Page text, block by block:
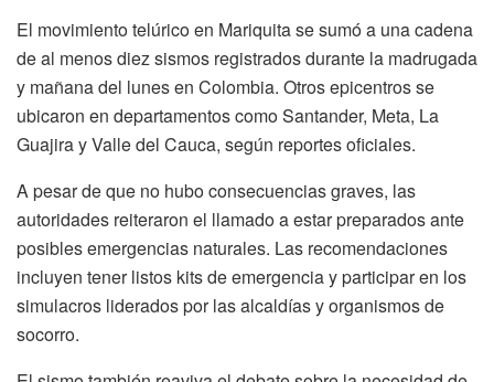
El movimiento telúrico en Mariquita se sumó a una cadena
de al menos diez sismos registrados durante la madrugada
y mañana del lunes en Colombia. Otros epicentros se
ubicaron en departamentos como Santander, Meta, La
Guajira y Valle del Cauca, según reportes oficiales.
A pesar de que no hubo consecuencias graves, las
autoridades reiteraron el llamado a estar preparados ante
posibles emergencias naturales. Las recomendaciones
incluyen tener listos kits de emergencia y participar en los
simulacros liderados por las alcaldías y organismos de
socorro.